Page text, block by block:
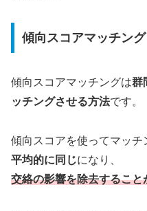
傾向スコアマッチング
傾向スコアマッチングは群
ッチングさせる方法です。
傾向スコアを使ってマッチ
平均的に同じになり、
交絡の影響を除去すること